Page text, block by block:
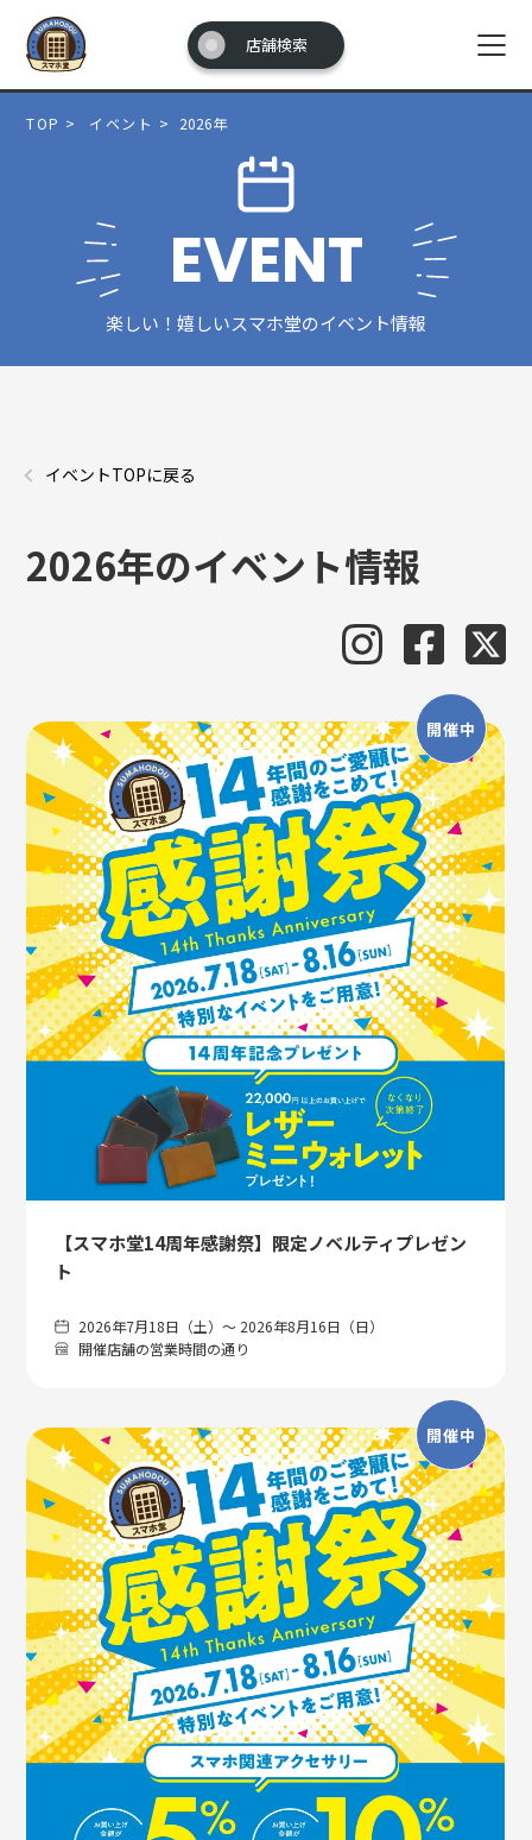
店舗検索
TOP > イベント > 2026年
EVENT
楽しい！嬉しいスマホ堂のイベント情報
イベントTOPに戻る
2026年のイベント情報
開催中
【スマホ堂14周年感謝祭】限定ノベルティプレゼン
ト
2026年7月18日（土）〜 2026年8月16日（日）
開催店舗の営業時間の通り
開催中